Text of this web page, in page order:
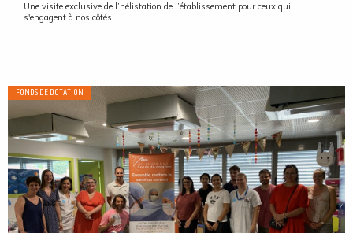
Une visite exclusive de l’hélistation de l’établissement pour ceux qui
s'engagent à nos côtés.
FONDS DE DOTATION